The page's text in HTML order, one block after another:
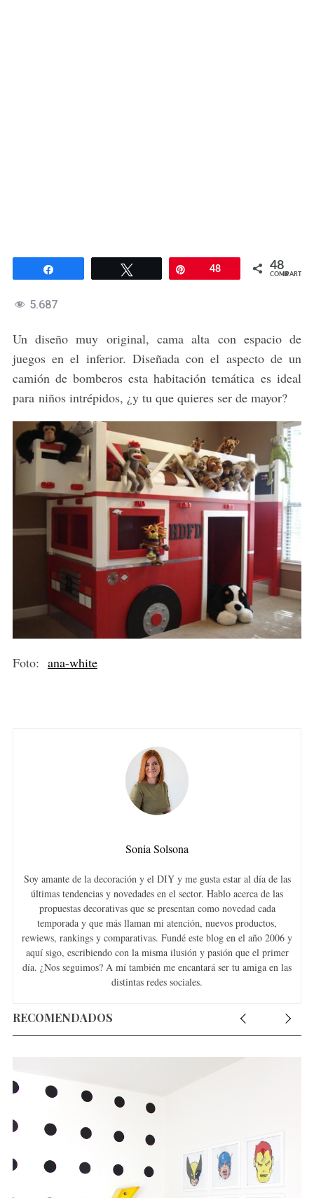
Twittear 48 48
COMPARTIR
5.687
Un diseño muy original, cama alta con espacio de
juegos en el inferior. Diseñada con el aspecto de un
camión de bomberos esta habitación temática es ideal
para niños intrépidos, ¿y tu que quieres ser de mayor?
Foto: ana-white
Sonia Solsona
Soy amante de la decoración y el DIY y me gusta estar al día de las
últimas tendencias y novedades en el sector. Hablo acerca de las
propuestas decorativas que se presentan como novedad cada
temporada y que más llaman mi atención, nuevos productos,
rewiews, rankings y comparativas. Fundé este blog en el año 2006 y
aquí sigo, escribiendo con la misma ilusión y pasión que el primer
día. ¿Nos seguimos? A mí también me encantará ser tu amiga en las
distintas redes sociales.
RECOMENDADOS
h
r